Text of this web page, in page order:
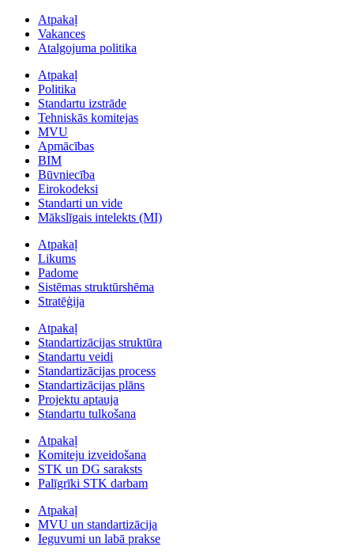
Atpakaļ
Vakances
Atalgojuma politika
Atpakaļ
Politika
Standartu izstrāde
Tehniskās komitejas
MVU
Apmācības
BIM
Būvniecība
Eirokodeksi
Standarti un vide
Mākslīgais intelekts (MI)
Atpakaļ
Likums
Padome
Sistēmas struktūrshēma
Stratēģija
Atpakaļ
Standartizācijas struktūra
Standartu veidi
Standartizācijas process
Standartizācijas plāns
Projektu aptauja
Standartu tulkošana
Atpakaļ
Komiteju izveidošana
STK un DG saraksts
Palīgrīki STK darbam
Atpakaļ
MVU un standartizācija
Ieguvumi un labā prakse